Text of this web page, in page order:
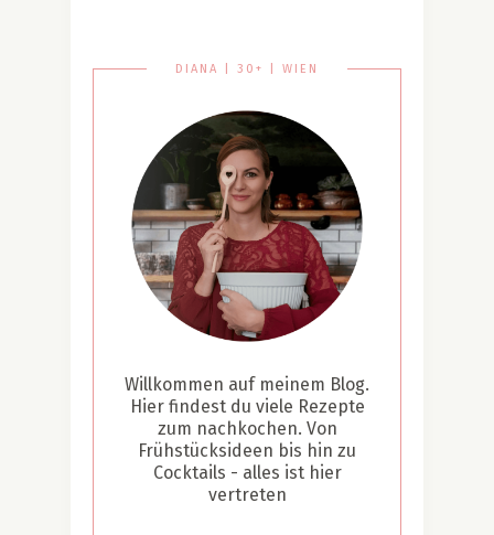
DIANA | 30+ | WIEN
Willkommen auf meinem Blog.
Hier findest du viele Rezepte
zum nachkochen. Von
Frühstücksideen bis hin zu
Cocktails - alles ist hier
vertreten